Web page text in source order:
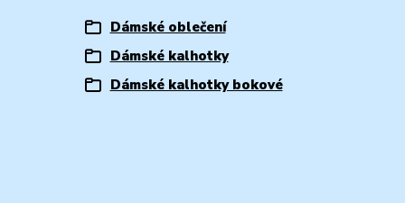
Dámské oblečení
Dámské kalhotky
Dámské kalhotky bokové